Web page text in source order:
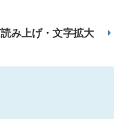
み上げ・文字拡大